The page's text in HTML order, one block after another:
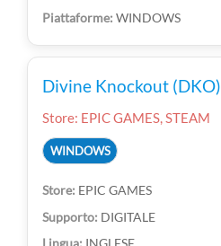
WINDOWS
Divine Knockout (DKO)
Store: EPIC GAMES, STEAM
WINDOWS
EPIC GAMES
DIGITALE